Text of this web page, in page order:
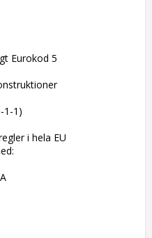
Eurokod 5
1-1)
i hela EU